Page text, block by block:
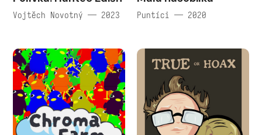
Vojtěch Novotný — 2023 Puntíci — 2020